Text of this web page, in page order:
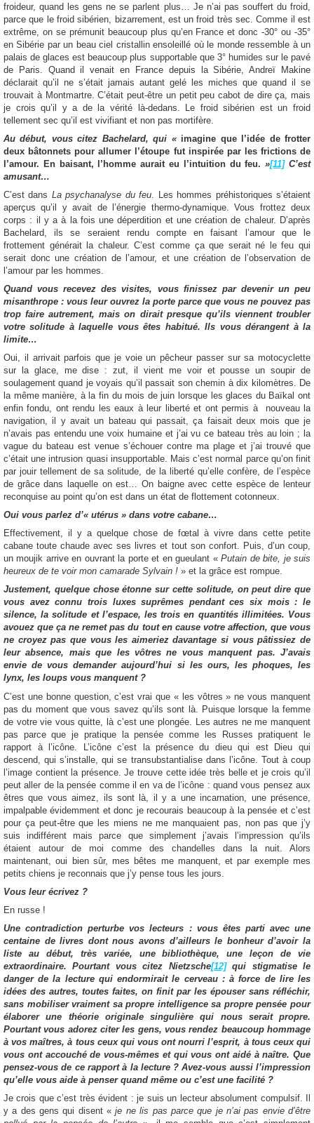
froideur, quand les gens ne se parlent plus… Je n’ai pas souffert du froid,
parce que le froid sibérien, bizarrement, est un froid très sec. Comme il est
extrême, on se prémunit beaucoup plus qu’en France et donc -30° ou -35°
en Sibérie par un beau ciel cristallin ensoleillé où le monde ressemble à un
palais de glaces est beaucoup plus supportable que 3° humides sur le pavé
de Paris. Quand il venait en France depuis la Sibérie, Andreï Makine
déclarait qu’il ne s’était jamais autant gelé les miches que quand il se
trouvait à Montmartre. C’était peut-être un petit peu cabot de dire ça, mais
je crois qu’il y a de la vérité là-dedans. Le froid sibérien est un froid
tellement sec qu’il est vivifiant et non pas mortifère.
Au début, vous citez Bachelard, qui « imagine que l’idée de frotter
deux bâtonnets pour allumer l’étoupe fut inspirée par les frictions de
l’amour. En baisant, l’homme aurait eu l’intuition du feu.»[11]C’est
amusant…
C’est dans La psychanalyse du feu . Les hommes préhistoriques s’étaient
aperçus qu’il y avait de l’énergie thermo-dynamique. Vous frottez deux
corps : il y a à la fois une déperdition et une création de chaleur. D’après
Bachelard, ils se seraient rendu compte en faisant l’amour que le
frottement générait la chaleur. C’est comme ça que serait né le feu qui
serait donc une création de l’amour, et une création de l’observation de
l’amour par les hommes.
Quand vous recevez des visites, vous finissez par devenir un peu
misanthrope : vous leur ouvrez la porte parce que vous ne pouvez pas
trop faire autrement, mais on dirait presque qu’ils viennent troubler
votre solitude à laquelle vous êtes habitué. Ils vous dérangent à la
limite…
Oui, il arrivait parfois que je voie un pêcheur passer sur sa motocyclette
sur la glace, me dise : zut, il vient me voir et pousse un soupir de
soulagement quand je voyais qu’il passait son chemin à dix kilomètres. De
la même manière, à la fin du mois de juin lorsque les glaces du Baïkal ont
enfin fondu, ont rendu les eaux à leur liberté et ont permis à
nouveau la
navigation, il y avait un bateau qui passait, ça faisait deux mois que je
n’avais pas entendu une voix humaine et j’ai vu ce bateau très au loin ; la
vague du bateau est venue s’échouer contre ma plage et j’ai trouvé que
c’était une intrusion quasi insupportable. Mais c’est normal parce qu’on finit
par jouir tellement de sa solitude, de la liberté qu’elle confère, de l’espèce
de grâce dans laquelle on est… On baigne avec cette espèce de lenteur
reconquise au point qu’on est dans un état de flottement cotonneux.
Oui vous parlez d’« utérus » dans votre cabane…
Effectivement, il y a quelque chose de fœtal à vivre dans cette petite
cabane toute chaude avec ses livres et tout son confort. Puis, d’un coup,
un moujik arrive en ouvrant la porte et en gueulant «Putain de bite, je suis
heureux de te voir mon camarade Sylvain ! » et la grâce est rompue.
Justement, quelque chose étonne sur cette solitude, on peut dire que
vous avez connu trois luxes suprêmes pendant ces six mois : le
silence, la solitude et l’espace, les trois en quantités illimitées. Vous
avouez que ça ne remet pas du tout en cause votre affection, que vous
ne croyez pas que vous les aimeriez davantage si vous pâtissiez de
leur absence, mais que les vôtres ne vous manquent pas. J’avais
envie de vous demander aujourd’hui si les ours, les phoques, les
lynx, les loups vous manquent ?
C’est une bonne question, c’est vrai que « les vôtres » ne vous manquent
pas du moment que vous savez qu’ils sont là. Puisque lorsque la femme
de votre vie vous quitte, là c’est une plongée. Les autres ne me manquent
pas parce que je pratique la pensée comme les Russes pratiquent le
rapport à l’icône. L’icône c’est la présence du dieu qui est Dieu qui
descend, qui s’installe, qui se transubstantialise dans l’icône. Tout à coup
l’image contient la présence. Je trouve cette idée très belle et je crois qu’il
peut aller de la pensée comme il en va de l’icône : quand vous pensez aux
êtres que vous aimez, ils sont là, il y a une incarnation, une présence,
impalpable évidemment et donc je recourais beaucoup à la pensée et c’est
pour ça peut-être que les miens ne me manquaient pas, non pas que j’y
suis indifférent mais parce que simplement j’avais l’impression qu’ils
étaient autour de moi comme des chandelles dans la nuit. Alors
maintenant, oui bien sûr, mes bêtes me manquent, et par exemple mes
petits chiens je reconnais que j’y pense tous les jours.
Vous leur écrivez ?
En russe !
Une contradiction perturbe vos lecteurs : vous êtes parti avec une
centaine de livres dont nous avons d’ailleurs le bonheur d’avoir la
liste au début, très variée, une bibliothèque, une leçon de vie
extraordinaire. Pourtant vous citez Nietzsche[12]qui stigmatise le
danger de la lecture qui endormirait le cerveau : à force de lire les
idées des autres, toutes faites, on finit par les épouser sans réfléchir,
sans mobiliser vraiment sa propre intelligence sa propre pensée pour
élaborer une théorie originale singulière qui nous serait propre.
Pourtant vous adorez citer les gens, vous rendez beaucoup hommage
à vos maîtres, à tous ceux qui vous ont nourri l’esprit, à tous ceux qui
vous ont accouché de vous-mêmes et qui vous ont aidé à naître. Que
pensez-vous de ce rapport à la lecture ? Avez-vous aussi l’impression
qu’elle vous aide à penser quand même ou c’est une facilité ?
Je crois que c’est très évident : je suis un lecteur absolument compulsif. Il
y a des gens qui disent «je ne lis pas parce que je n’ai pas envie d’être